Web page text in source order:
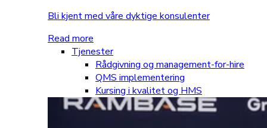
Bli kjent med våre dyktige konsulenter
Read more
Tjenester
Rådgivning og management-for-hire
QMS implementering
Kursing i kvalitet og HMS